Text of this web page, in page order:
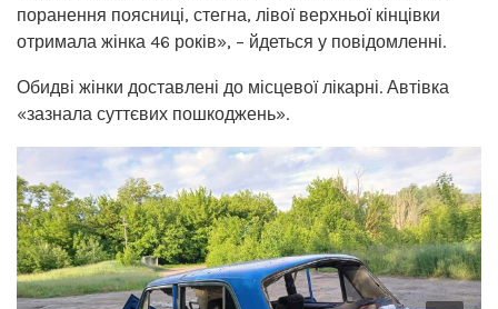
поранення поясниці, стегна, лівої верхньої кінцівки
отримала жінка 46 років», – йдеться у повідомленні.
Обидві жінки доставлені до місцевої лікарні. Автівка
«зазнала суттєвих пошкоджень».